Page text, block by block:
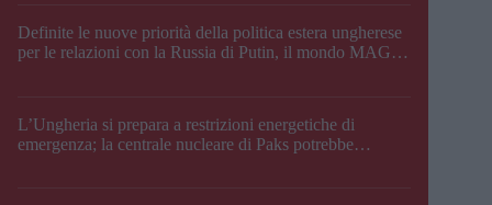
Definite le nuove priorità della politica estera ungherese
per le relazioni con la Russia di Putin, il mondo MAGA,
L’Ungheria si prepara a restrizioni energetiche di
emergenza; la centrale nucleare di Paks potrebbe